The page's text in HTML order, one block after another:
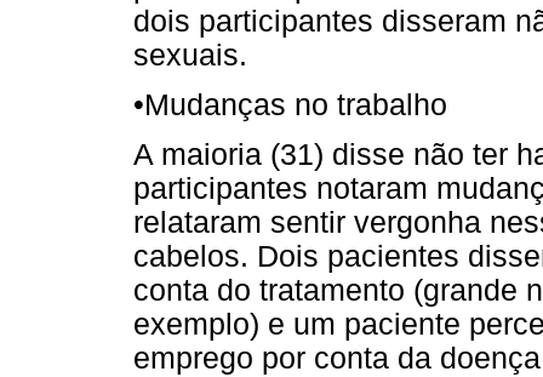
dois participantes disseram
sexuais.
•Mudanças no trabalho
A maioria (31) disse não ter
participantes notaram
relataram sentir vergonha
cabelos. Dois pacientes
conta do tratamento (grande
exemplo) e um paciente
emprego por conta da